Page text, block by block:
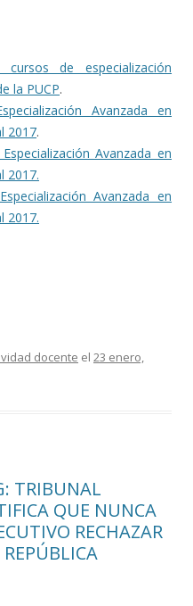
de especialización
la PUCP.
Avanzada en
2017.
Avanzada en
2017.
Avanzada en
2017.
docente el 23 enero,
TRIBUNAL
QUE NUNCA
RECHAZAR